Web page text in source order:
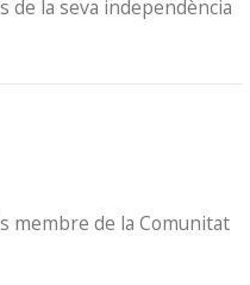
de la seva independència
membre de la Comunitat